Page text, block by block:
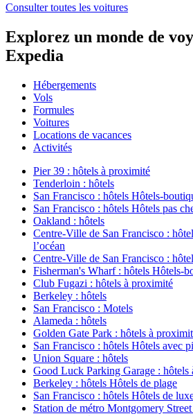
Consulter toutes les voitures
Explorez un monde de
Expedia
Hébergements
Vols
Formules
Voitures
Locations de vacances
Activités
Pier 39 : hôtels à proximité
Tenderloin : hôtels
San Francisco : hôtels Hôtels-
San Francisco : hôtels Hôtels pas
Oakland : hôtels
Centre-Ville de San Francisco :
l’océan
Centre-Ville de San Francisco :
Fisherman's Wharf : hôtels Hôtels-
Club Fugazi : hôtels à proximité
Berkeley : hôtels
San Francisco : Motels
Alameda : hôtels
Golden Gate Park : hôtels à
San Francisco : hôtels Hôtels avec
Union Square : hôtels
Good Luck Parking Garage : hôtels
Berkeley : hôtels Hôtels de plage
San Francisco : hôtels Hôtels de
Station de métro Montgomery